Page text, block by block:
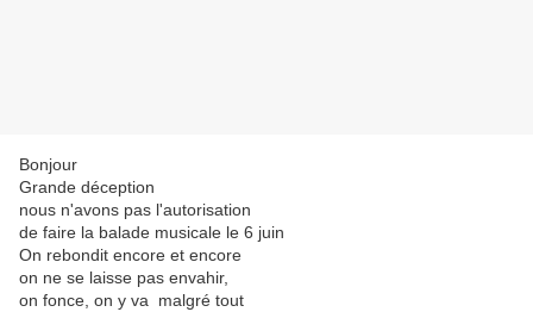
Bonjour
Grande déception
nous n'avons pas l'autorisation
de faire la balade musicale le 6 juin
On rebondit encore et encore
on ne se laisse pas envahir,
on fonce, on y va malgré tout